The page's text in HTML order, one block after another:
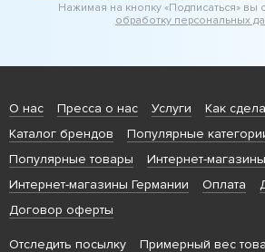
Нажимая на кнопку «Подписаться» вы
обработку персональных
О нас Пресса о нас Услуги
Как
Каталог брендов
Популярные
Популярные товары
Интернет-
Интернет-магазины Германии
Оплата
Договор оферты
Отследить посылку Примерный вес